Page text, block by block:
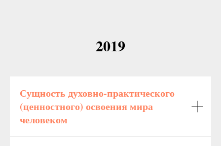
2019
Сущность духовно-практического
(ценностного) освоения мира
человеком